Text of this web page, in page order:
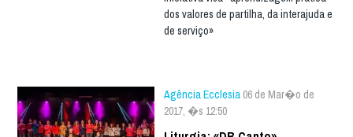
dos valores de partilha, da interajuda e
de serviço»
Agência Ecclesia 06 de Mar�o de
2017, �s 12:50